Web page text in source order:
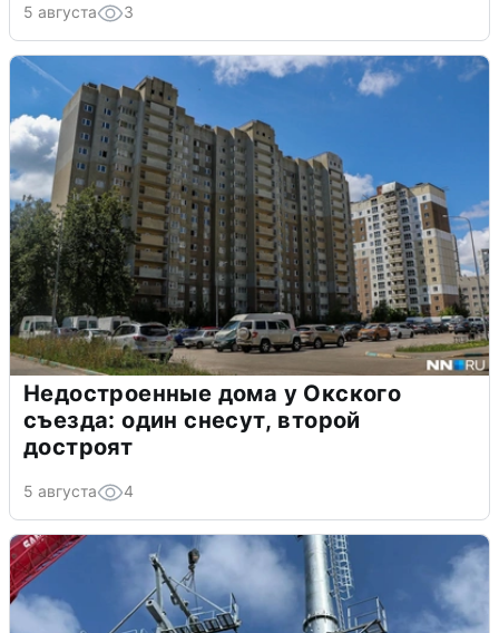
5 августа 3
Недостроенные дома у Окского
съезда: один снесут, второй
достроят
5 августа 4